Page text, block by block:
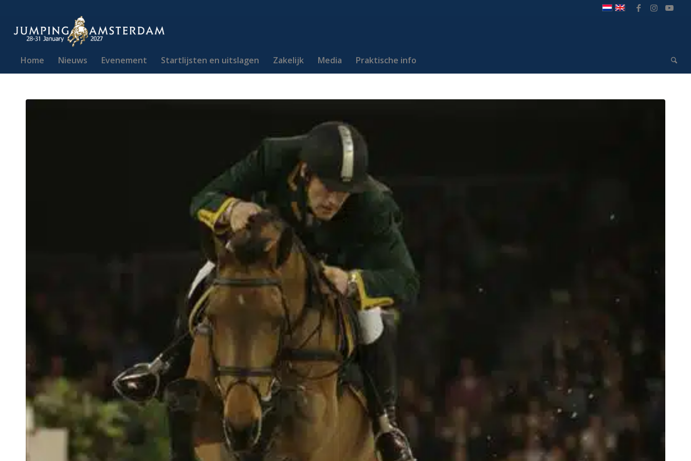
Home Nieuws Evenement Startlijsten en uitslagen Zakelijk Media Praktische info